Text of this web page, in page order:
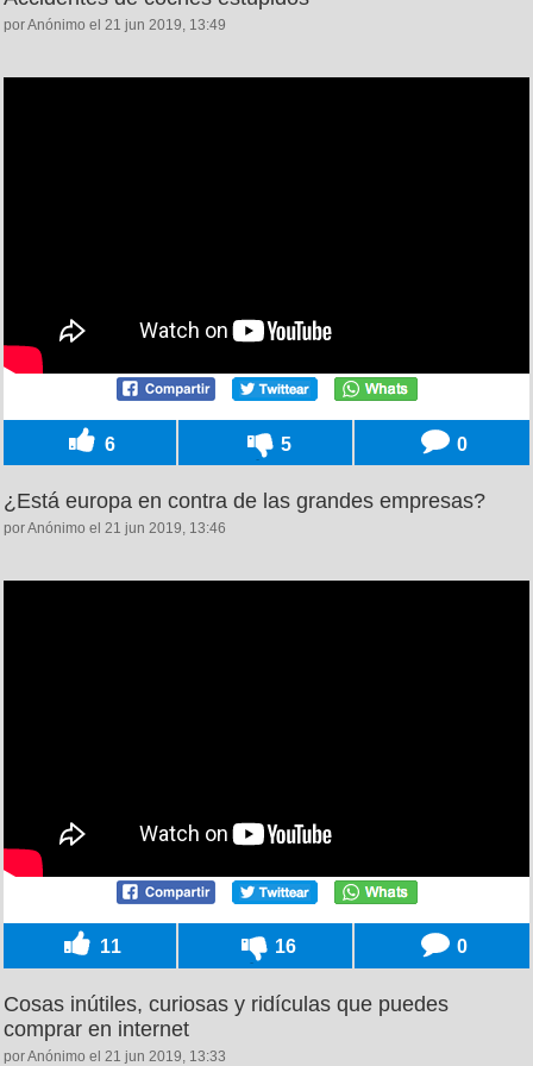
por Anónimo el 21 jun 2019, 13:49
6 5 0
¿Está europa en contra de las grandes empresas?
por Anónimo el 21 jun 2019, 13:46
11 16 0
Cosas inútiles, curiosas y ridículas que puedes
comprar en internet
por Anónimo el 21 jun 2019, 13:33